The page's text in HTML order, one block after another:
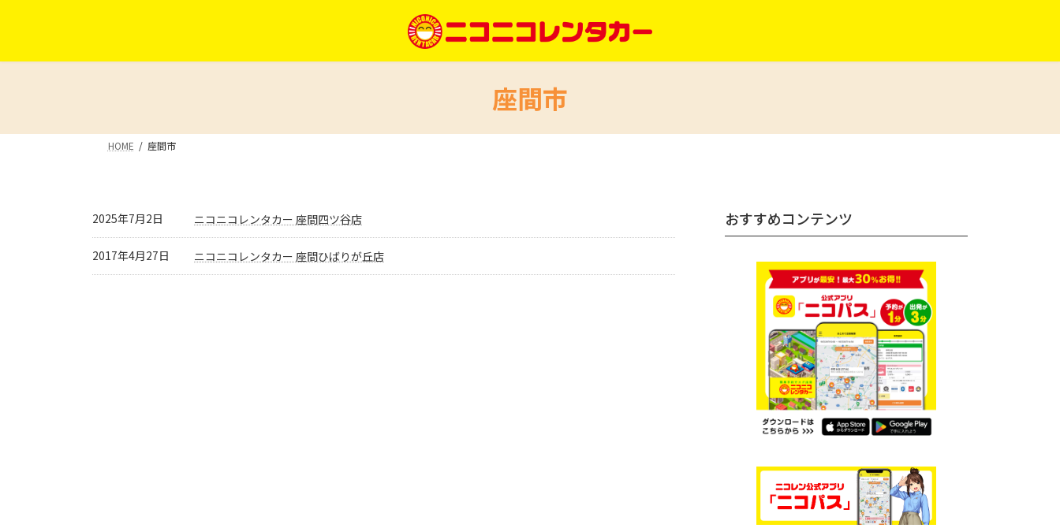
ン
ー
座間市
HOME 座間市
2025年7月2日 ニコニコレンタカー 座間四ツ谷店
2017年4月27日 ニコニコレンタカー 座間ひばりが丘店
おすすめコンテンツ